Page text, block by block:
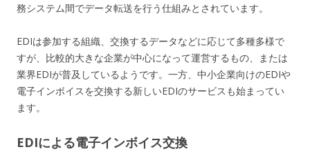
務システム間でデータ転送を行う仕組みとされています。
EDIは参加する組織、交換するデータなどに応じて多種多様で
すが、比較的大きな企業が中心になって運営するもの、または
業界EDIが普及しているようです。一方、中小企業向けのEDIや
電子インボイスを交換する新しいEDIのサービスも始まってい
ます。
EDIによる電子インボイス交換